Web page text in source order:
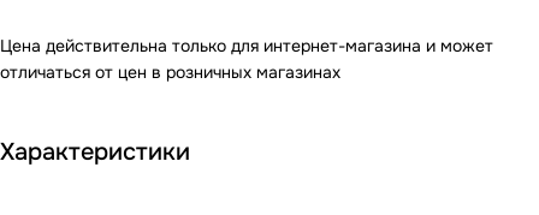
Цена действительна только для интернет-магазина и может
отличаться от цен в розничных магазинах
Характеристики